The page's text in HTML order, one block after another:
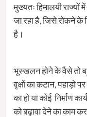
मुख्यतः हिमालयी
जा रहा है, जिसे रोकने के
है।
भूस्खलन होने के वैसे तो
वृक्षों का कटान, पहाड़ो
का हो या कोई निर्माण
को बढ़ावा देने का काम